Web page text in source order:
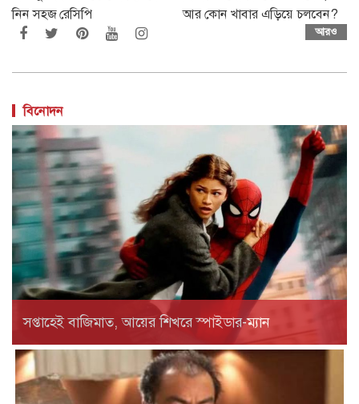
নিন সহজ রেসিপি
আর কোন খাবার এড়িয়ে চলবেন?
আরও
বিনোদন
সপ্তাহেই বাজিমাত, আয়ের শিখরে স্পাইডার-ম্যান